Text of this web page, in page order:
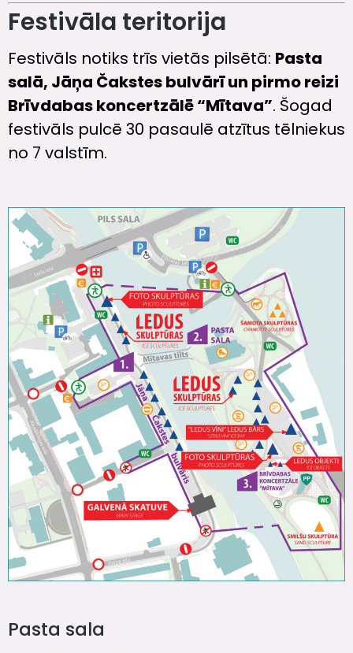
Festivāla teritorija
Festivāls notiks trīs vietās pilsētā: Pasta
salā, Jāņa Čakstes bulvārī un pirmo reizi
Brīvdabas koncertzālē “Mītava”. Šogad
festivāls pulcē 30 pasaulē atzītus tēlniekus
no 7 valstīm.
Pasta sala